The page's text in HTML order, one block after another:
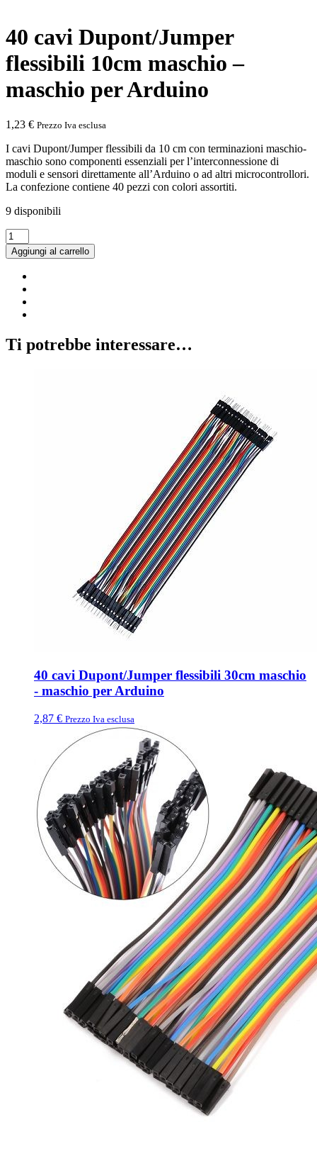
40 cavi Dupont/Jumper
flessibili 10cm maschio –
maschio per Arduino
1,23 € Prezzo Iva esclusa
I cavi Dupont/Jumper flessibili da 10 cm con terminazioni maschio-
maschio sono componenti essenziali per l’interconnessione di
moduli e sensori direttamente all’Arduino o ad altri microcontrollori.
La confezione contiene 40 pezzi con colori assortiti.
9 disponibili
40
cavi
Dupont/Jumper
flessibili
10cm
maschio
per
Arduino
Aggiungi al carrello
Ti potrebbe interessare…
40 cavi Dupont/Jumper flessibili 30cm maschio
- maschio per Arduino
2,87 € Prezzo Iva esclusa